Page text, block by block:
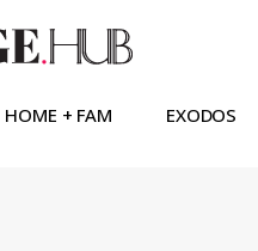
HOME + FAM EXODOS